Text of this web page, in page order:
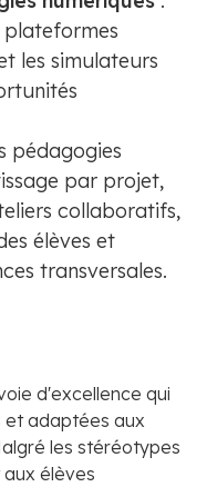
plateformes
les simulateurs
pédagogies
par projet,
collaboratifs,
élèves et
transversales.
d'excellence qui
adaptées aux
les stéréotypes
élèves